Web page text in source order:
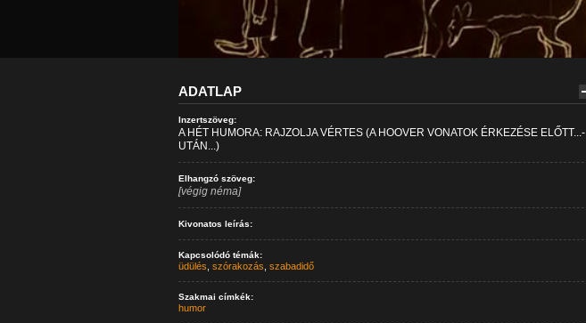
ADATLAP
Inzertszöveg:
A HÉT HUMORA: RAJZOLJA VÉRTES (A HOOVER VONATOK ÉRKEZÉSE ELŐTT...-
UTÁN...)
Elhangzó szöveg:
[végig néma]
Kivonatos leírás:
Kapcsolódó témák:
üdülés szórakozás szabadidő
Szakmai címkék:
humor